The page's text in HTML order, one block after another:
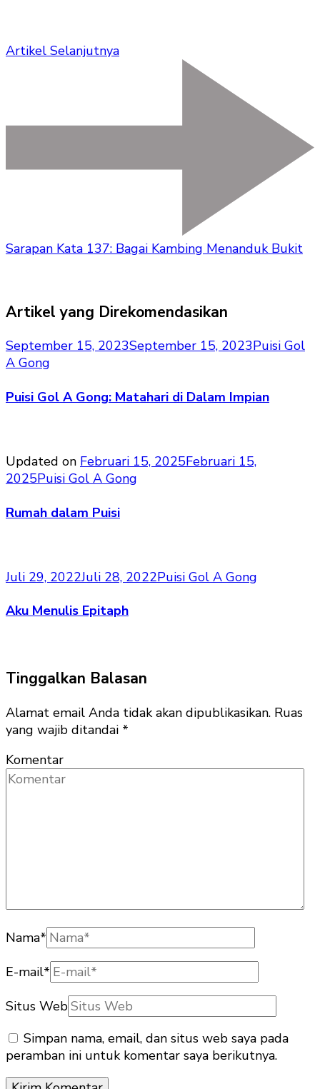
Artikel Selanjutnya
Sarapan Kata 137: Bagai Kambing Menanduk Bukit
Artikel yang Direkomendasikan
September 15, 2023September 15, 2023Puisi Gol
A Gong
Puisi Gol A Gong: Matahari di Dalam Impian
Updated on Februari 15, 2025Februari 15,
2025Puisi Gol A Gong
Rumah dalam Puisi
Juli 29, 2022Juli 28, 2022Puisi Gol A Gong
Aku Menulis Epitaph
Tinggalkan Balasan
Alamat email Anda tidak akan dipublikasikan. Ruas
yang wajib ditandai *
Komentar
Nama*
E-mail*
Situs Web
Simpan nama, email, dan situs web saya pada
peramban ini untuk komentar saya berikutnya.